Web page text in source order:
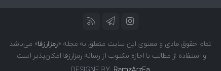
تمام حقوق مادی و معنوی این سایت متعلق به مجله «رمزارزفا» می‌باشد
و استفاده از مطالب با اجازه مکتوب از رسانه رمزارزفا امکان‌پذیر است.